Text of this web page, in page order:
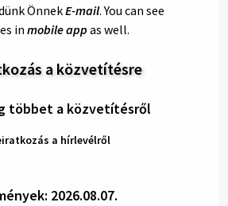
ÖnnekE-mail. You can see
in mobile app as well.
a közvetítésre
többet a közvetítésről
a hírlevélről
2026.08.07.